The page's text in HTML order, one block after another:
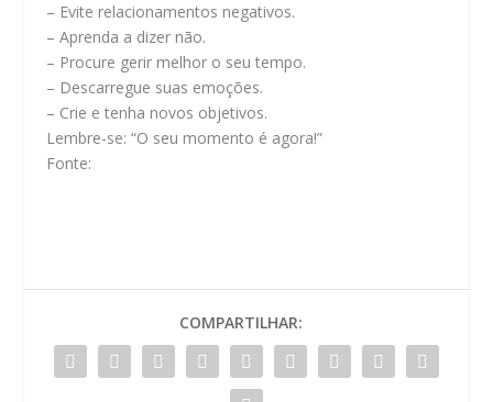
– Evite relacionamentos negativos.
– Aprenda a dizer não.
– Procure gerir melhor o seu tempo.
– Descarregue suas emoções.
– Crie e tenha novos objetivos.
Lembre-se: “O seu momento é agora!”
Fonte:
COMPARTILHAR: